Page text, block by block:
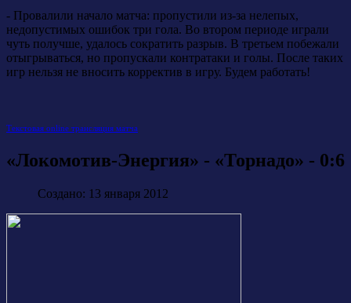
- Провалили начало матча: пропустили из-за нелепых,
недопустимых ошибок три гола. Во втором периоде играли
чуть получше, удалось сократить разрыв. В третьем побежали
отыгрываться, но пропускали контратаки и голы. После таких
игр нельзя не вносить корректив в игру. Будем работать!
Текстовая online трансляция матча
«Локомотив-Энергия» - «Торнадо» - 0:6
Создано: 13 января 2012